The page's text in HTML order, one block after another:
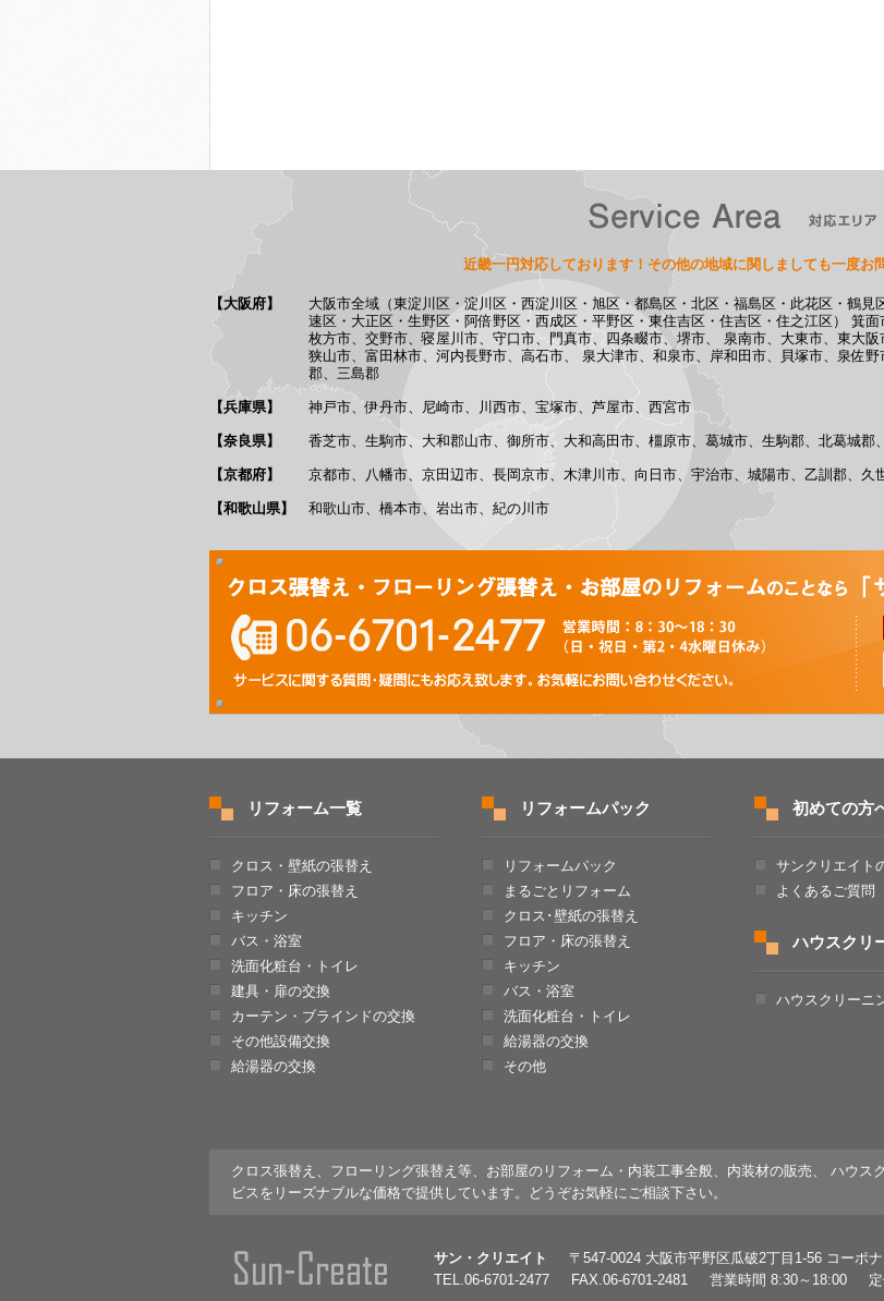
近畿一円対応しております！その他の地域に関しましても一度お
【大阪府】
大阪市全域（東淀川区・淀川区・西淀川区・旭区・都島区・北区・福島区・此花区・鶴
速区・大正区・生野区・阿倍野区・西成区・平野区・東住吉区・住吉区・住之江区） 箕
枚方市、交野市、寝屋川市、守口市、門真市、四条畷市、堺市、 泉南市、大東市、東大
狭山市、富田林市、河内長野市、高石市、 泉大津市、和泉市、岸和田市、貝塚市、泉佐
郡、三島郡
【兵庫県】 神戸市、伊丹市、尼崎市、川西市、宝塚市、芦屋市、西宮市
【奈良県】 香芝市、生駒市、大和郡山市、御所市、大和高田市、橿原市、葛城市、生駒郡、北葛城郡
【京都府】 京都市、八幡市、京田辺市、長岡京市、木津川市、向日市、宇治市、城陽市、乙訓郡、久
【和歌山県】 和歌山市、橋本市、岩出市、紀の川市
リフォーム一覧
クロス・壁紙の張替え
フロア・床の張替え
キッチン
バス・浴室
洗面化粧台・トイレ
建具・扉の交換
カーテン・ブラインドの交換
その他設備交換
給湯器の交換
リフォームパック
リフォームパック
まるごとリフォーム
クロス･壁紙の張替え
フロア・床の張替え
キッチン
バス・浴室
洗面化粧台・トイレ
給湯器の交換
その他
初めての方
サンクリエイト
よくあるご質問
ハウスクリ
ハウスクリーニ
クロス張替え、フローリング張替え等、お部屋のリフォーム・内装工事全般、内装材の販売、 ハウス
ビスをリーズナブルな価格で提供しています。どうぞお気軽にご相談下さい。
サン・クリエイト
〒547-0024 大阪市平野区瓜破2丁目1-56 コーポ
TEL.06-6701-2477
FAX.06-6701-2481 営業時間 8:30～18:00